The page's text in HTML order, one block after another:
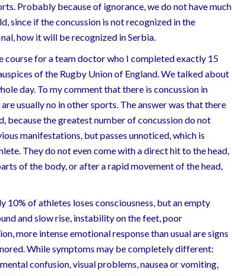
Probably because of ignorance, we do not have much
since if the concussion is not recognized in the
how it will be recognized in Serbia.
course for a team doctor who I completed exactly 15
of the Rugby Union of England. We talked about
day. To my comment that there is concussion in
usually no in other sports. The answer was that there
because the greatest number of concussion do not
manifestations, but passes unnoticed, which is
They do not even come with a direct hit to the head,
of the body, or after a rapid movement of the head,
10% of athletes loses consciousness, but an empty
and slow rise, instability on the feet, poor
more intense emotional response than usual are signs
While symptoms may be completely different:
confusion, visual problems, nausea or vomiting,